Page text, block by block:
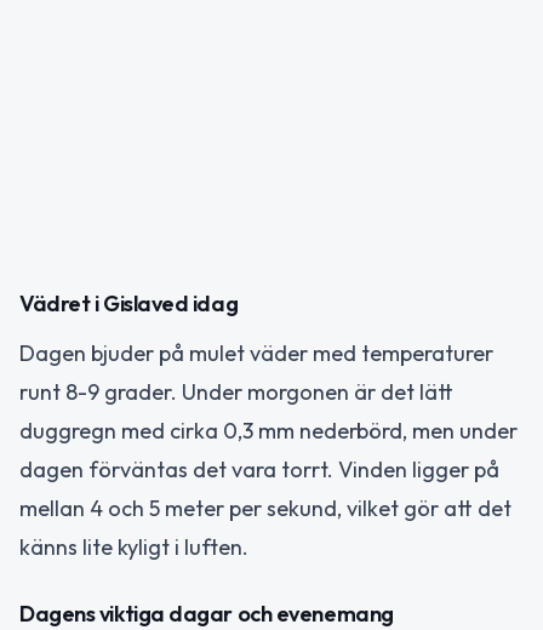
Vädret i Gislaved idag
Dagen bjuder på mulet väder med temperaturer
runt 8-9 grader. Under morgonen är det lätt
duggregn med cirka 0,3 mm nederbörd, men under
dagen förväntas det vara torrt. Vinden ligger på
mellan 4 och 5 meter per sekund, vilket gör att det
känns lite kyligt i luften.
Dagens viktiga dagar och evenemang